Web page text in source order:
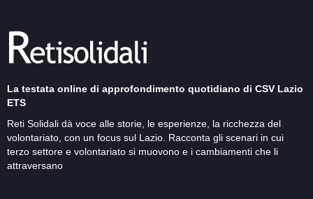
La testata online di approfondimento quotidiano di CSV Lazio
ETS
Reti Solidali dà voce alle storie, le esperienze, la ricchezza del
volontariato, con un focus sul Lazio. Racconta gli scenari in cui
terzo settore e volontariato si muovono e i cambiamenti che li
attraversano